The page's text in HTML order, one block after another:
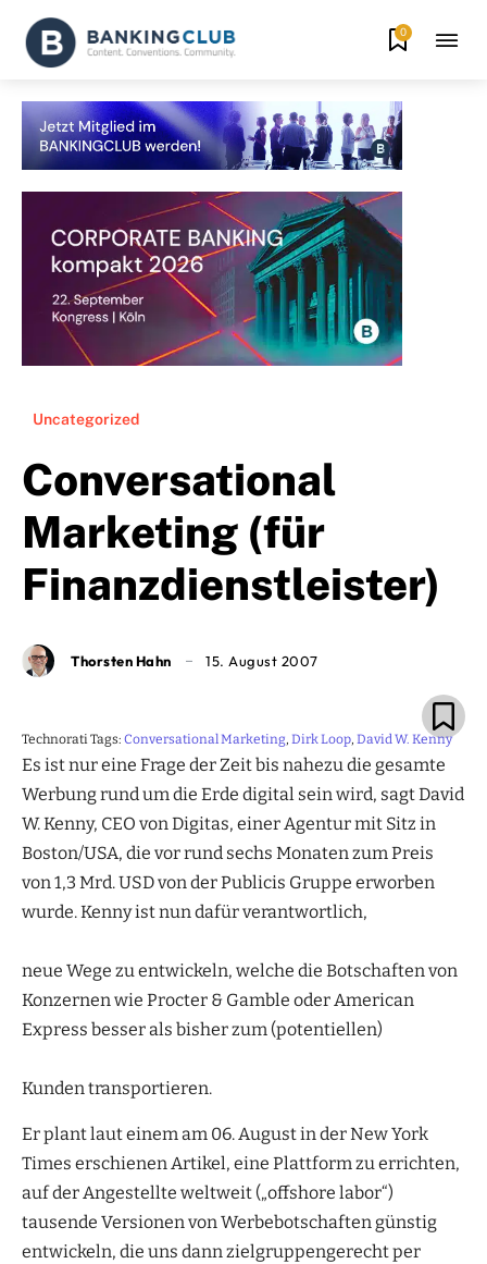
0
Uncategorized
Conversational
Marketing (für
Finanzdienstleister)
Thorsten Hahn 15. August 2007
Technorati Tags: Conversational Marketing, Dirk Loop, David W. Kenny
Es ist nur eine Frage der Zeit bis nahezu die gesamte
Werbung rund um die Erde digital sein wird, sagt David
W. Kenny, CEO von Digitas, einer Agentur mit Sitz in
Boston/USA, die vor rund sechs Monaten zum Preis
von 1,3 Mrd. USD von der Publicis Gruppe erworben
wurde. Kenny ist nun dafür verantwortlich,
neue Wege zu entwickeln, welche die Botschaften von
Konzernen wie Procter & Gamble oder American
Express besser als bisher zum (potentiellen)
Kunden transportieren.
Er plant laut einem am 06. August in der New York
Times erschienen Artikel, eine Plattform zu errichten,
auf der Angestellte weltweit („offshore labor“)
tausende Versionen von Werbebotschaften günstig
entwickeln, die uns dann zielgruppengerecht per